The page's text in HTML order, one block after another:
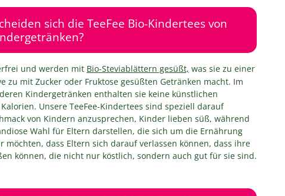
sich die TeeFee Bio-Kindertees von
und werden mit Bio-Steviablättern gesüßt, was sie zu einer
zu mit Zucker oder Fruktose gesüßten Getränken macht. Im
Kindergetränken enthalten sie keine künstlichen
Unsere TeeFee-Kindertees sind speziell darauf
von Kindern anzusprechen, Kinder lieben süß, während
Wahl für Eltern darstellen, die sich um die Ernährung
möchten, dass Eltern sich darauf verlassen können, dass ihre
können, die nicht nur köstlich, sondern auch gut für sie sind.